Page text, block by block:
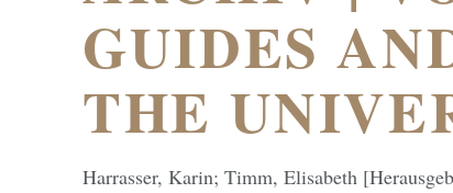
GUIDES
THE
Harrasser, Karin; Timm, Elisabeth